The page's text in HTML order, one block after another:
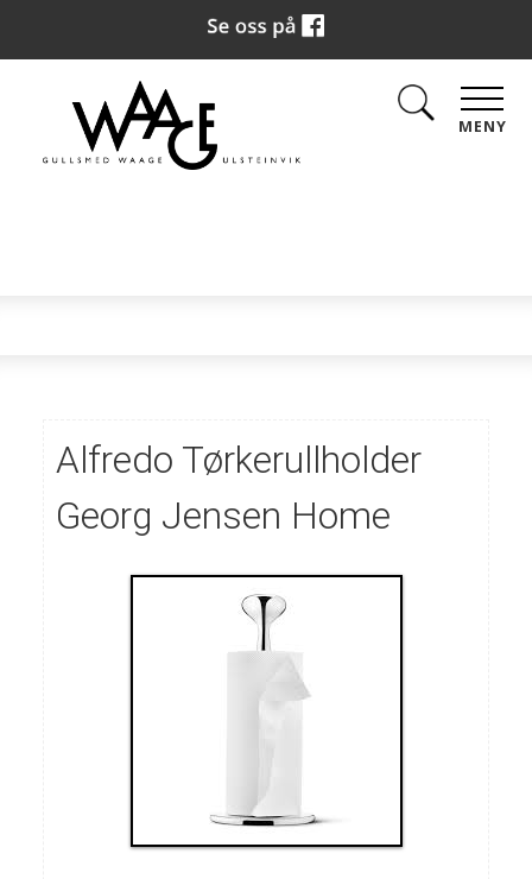
MENY
Alfredo Tørkerullholder
Georg Jensen Home